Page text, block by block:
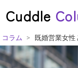
Cuddle
コラム > 既婚営業女